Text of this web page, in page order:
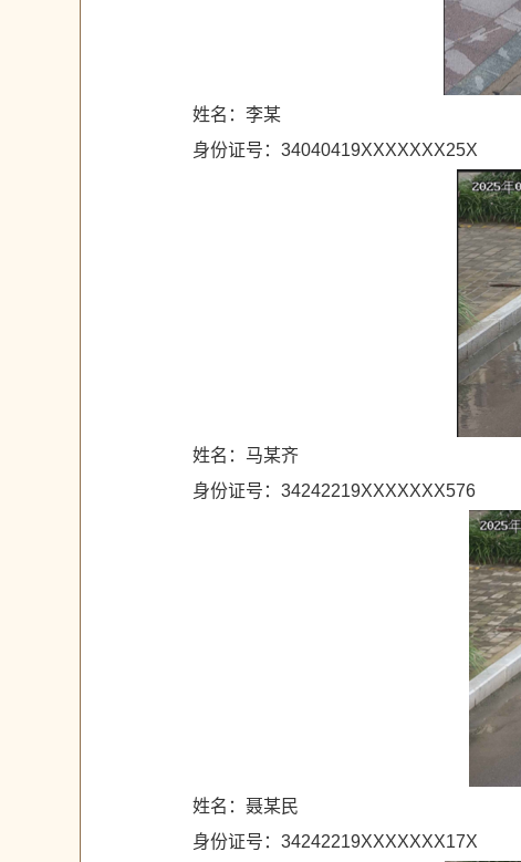
姓名：李某
身份证号：34040419XXXXXXX25X
姓名：马某齐
身份证号：34242219XXXXXXX576
姓名：聂某民
身份证号：34242219XXXXXXX17X